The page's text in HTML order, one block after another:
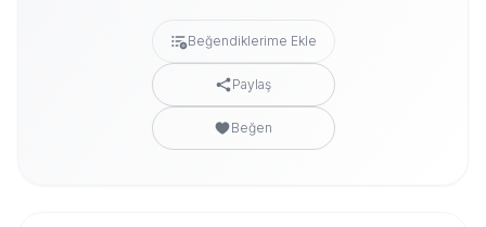
Beğendiklerime Ekle
Paylaş
Beğen